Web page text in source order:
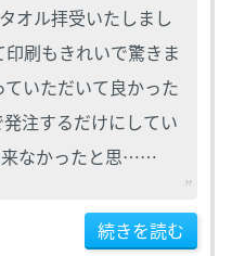
オル拝受いたしまし
刷もきれいで驚きま
いただいて良かった
注するだけにしてい
来なかったと思……
続きを読む